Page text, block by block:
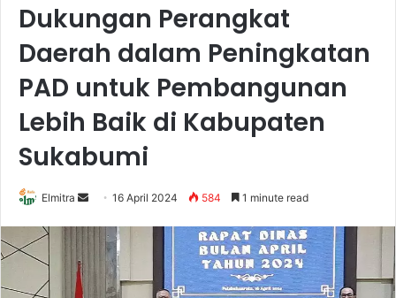
Dukungan Perangkat
Daerah dalam Peningkatan
PAD untuk Pembangunan
Lebih Baik di Kabupaten
Sukabumi
Elmitra
Send
email
16 April 2024 584 1 minute read